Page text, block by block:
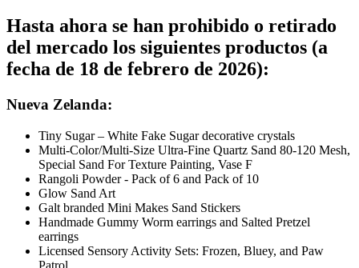
Hasta ahora se han prohibido o retirado
del mercado los siguientes productos (a
fecha de 18 de febrero de 2026):
Nueva Zelanda:
Tiny Sugar – White Fake Sugar decorative crystals
Multi-Color/Multi-Size Ultra-Fine Quartz Sand 80-120 Mesh,
Special Sand For Texture Painting, Vase F
Rangoli Powder - Pack of 6 and Pack of 10
Glow Sand Art
Galt branded Mini Makes Sand Stickers
Handmade Gummy Worm earrings and Salted Pretzel
earrings
Licensed Sensory Activity Sets: Frozen, Bluey, and Paw
Patrol